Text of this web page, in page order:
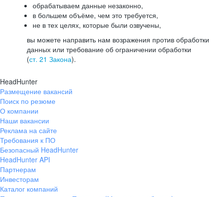
обрабатываем данные незаконно,
в большем объёме, чем это требуется,
не в тех целях, которые были озвучены,
вы можете направить нам возражения против обработки
данных или требование об ограничении обработки
(ст. 21 Закона).
HeadHunter
Размещение вакансий
Поиск по резюме
О компании
Наши вакансии
Реклама на сайте
Требования к ПО
Безопасный HeadHunter
HeadHunter API
Партнерам
Инвесторам
Каталог компаний